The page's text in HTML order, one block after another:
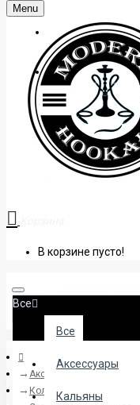
Регистрация
+38 (095) 945 04 33
Menu
В корзине пусто!
Все
Все
Аксессуары
Кальяны
Аксессуары
Колпаки и сетки